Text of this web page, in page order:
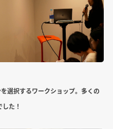
選択するワークショップ。多くの
た！